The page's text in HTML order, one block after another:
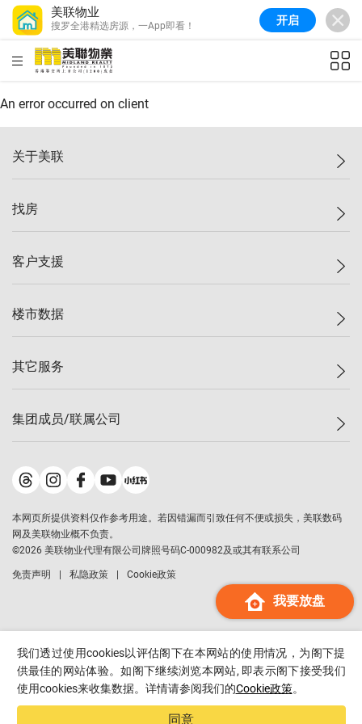
美联物业
搜罗全港精选房源，一App即看！ 开启
我们透过使用cookies以评估阁下在本网站的使用情况，为阁下提
供最佳的网站体验。如阁下继续浏览本网站, 即表示阁下接受我们
使用cookies来收集数据。详情请参阅我们的Cookie政策。
同意
HKD
An error occurred on client
我要放盘
关于美联
美联集团
人才招募
找房
一手新房
减价
美联豪宅
独家楼盘
租房
客户支援
自助放盘
查询热线
按揭计算机
负担能力计算机
转按计算机
缴款方式
楼市数据
指数
历史成交
小区成交排行榜
地区百科
其它服务
小区专页
美联精英会
美善会
地产经纪人管理协会
申报已递交的购楼开盘
集团成员/联属公司
美联物业
鋑联控股*
美联工商铺*
美联中国
美联澳门
美联金融集团
美联测量师行
香港置业
经络按揭
本网页所提供资料仅作参考用途。若因错漏而引致任何不便或损失，美联数码
网及美联物业概不负责。
©2026 美联物业代理有限公司牌照号码C-000982及或其有联系公司
免责声明 私隐政策 Cookie政策